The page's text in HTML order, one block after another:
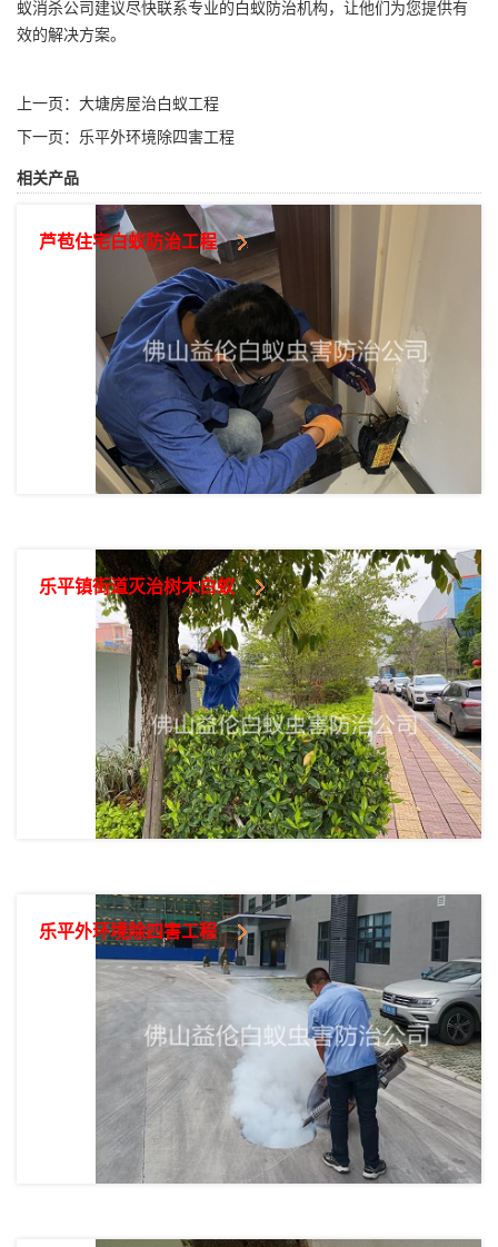
蚁消杀公司建议尽快联系专业的白蚁防治机构，让他们为您提供有
效的解决方案。
上一页： 大塘房屋治白蚁工程
下一页： 乐平外环境除四害工程
相关产品
芦苞住宅白蚁防治工程
乐平镇街道灭治树木白蚁
乐平外环境除四害工程